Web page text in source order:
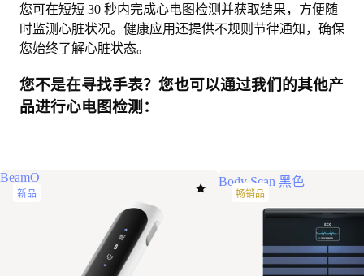
您可在短短 30 秒内完成心电图检测并获取结果，方便随
时监测心脏状况。健康应用还提供不规则节律通知，确保
您始终了解心脏状态。
您不是在寻找手表？您也可以通过我们的其他产
品进行心电图检测：
BeamO
新品
Body Scan 黑色
畅销品